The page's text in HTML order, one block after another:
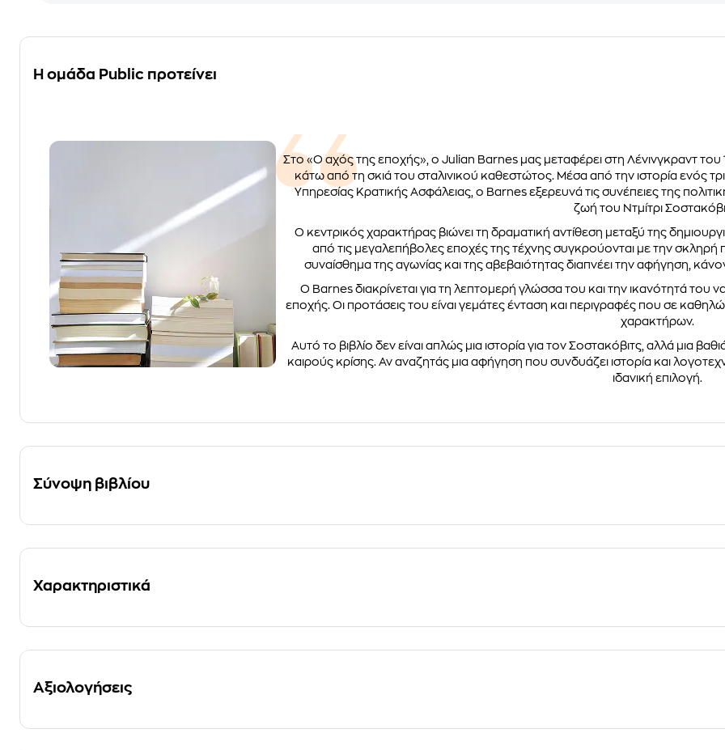
Η ομάδα Public προτείνει
Στο «Ο αχός της εποχής», ο Julian Barnes μας μεταφέρει στη Λένινγκραντ
κάτω από τη σκιά του σταλινικού καθεστώτος. Μέσα από την ιστορία ενός
Υπηρεσίας Κρατικής Ασφάλειας, ο Barnes εξερευνά τις συνέπειες της
ζωή του Ντμίτρι
Ο κεντρικός χαρακτήρας βιώνει τη δραματική αντίθεση μεταξύ της
από τις μεγαλεπήβολες εποχές της τέχνης συγκρούονται με την
συναίσθημα της αγωνίας και της αβεβαιότητας διαπνέει την αφήγηση,
Ο Barnes διακρίνεται για τη λεπτομερή γλώσσα του και την ικανότητά του
εποχής. Οι προτάσεις του είναι γεμάτες ένταση και περιγραφές που σε
χαρακτήρων.
Αυτό το βιβλίο δεν είναι απλώς μια ιστορία για τον Σοστακόβιτς, αλλά μια
καιρούς κρίσης. Αν αναζητάς μια αφήγηση που συνδυάζει ιστορία και
ιδανική επιλογή.
Σύνοψη βιβλίου
Χαρακτηριστικά
Αξιολογήσεις